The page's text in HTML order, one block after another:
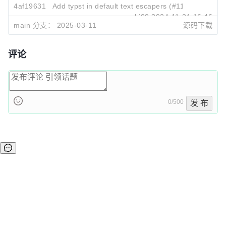
4af19631
Add typst in default text escapers (#1108)
xabi00 2024-11-21 16:46
main 分支：
2025-03-11 源码下载
评论
0/500 发 布